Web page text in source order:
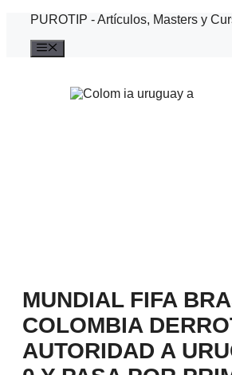
Saltar
contenido
PUROTIP - Artículos, Masters y
MUNDIAL FIFA
COLOMBIA
AUTORIDAD A